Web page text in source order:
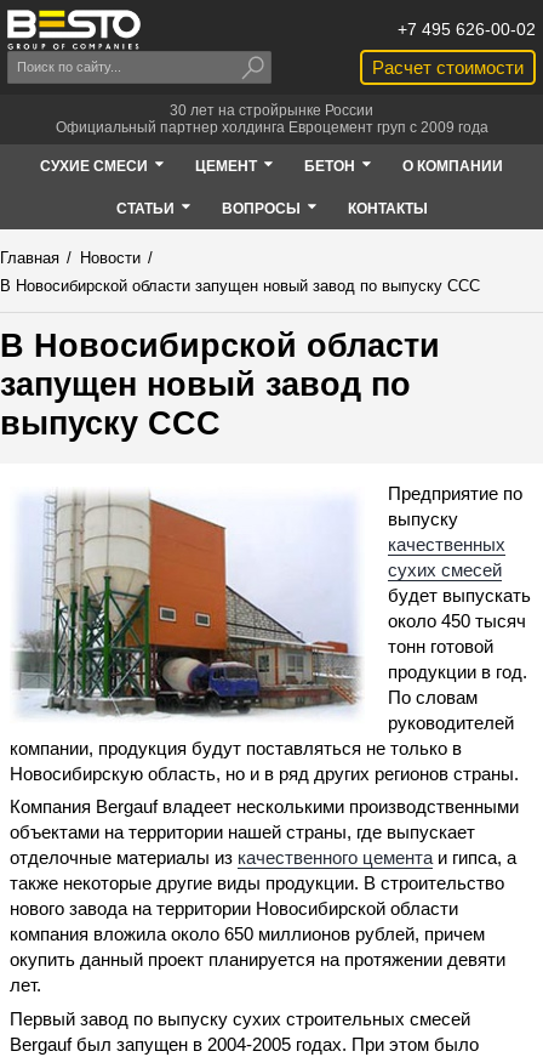
Расчет стоимости
+7 495 626-00-02
30 лет на стройрынке России
Официальный партнер холдинга Евроцемент груп с 2009 года
СУХИЕ СМЕСИ ЦЕМЕНТ БЕТОН О КОМПАНИИ
СТАТЬИ ВОПРОСЫ КОНТАКТЫ
Главная / Новости /
В Новосибирской области запущен новый завод по выпуску ССС
В Новосибирской области
запущен новый завод по
выпуску ССС
Предприятие по
выпуску
качественных
сухих смесей
будет выпускать
около 450 тысяч
тонн готовой
продукции в год.
По словам
руководителей
компании, продукция будут поставляться не только в
Новосибирскую область, но и в ряд других регионов страны.
Компания Bergauf владеет несколькими производственными
объектами на территории нашей страны, где выпускает
отделочные материалы из качественного цемента и гипса, а
также некоторые другие виды продукции. В строительство
нового завода на территории Новосибирской области
компания вложила около 650 миллионов рублей, причем
окупить данный проект планируется на протяжении девяти
лет.
Первый завод по выпуску сухих строительных смесей
Bergauf был запущен в 2004-2005 годах. При этом было